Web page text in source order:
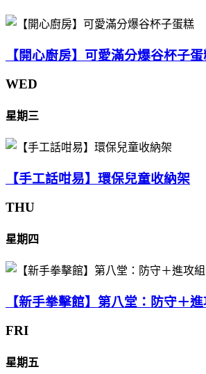
【開心廚房】可愛滿分爆谷杯子
WED
星期三
【手工話咁易】環保兒童收納架
THU
星期四
【新手拳擊館】第八堂：防守＋
FRI
星期五